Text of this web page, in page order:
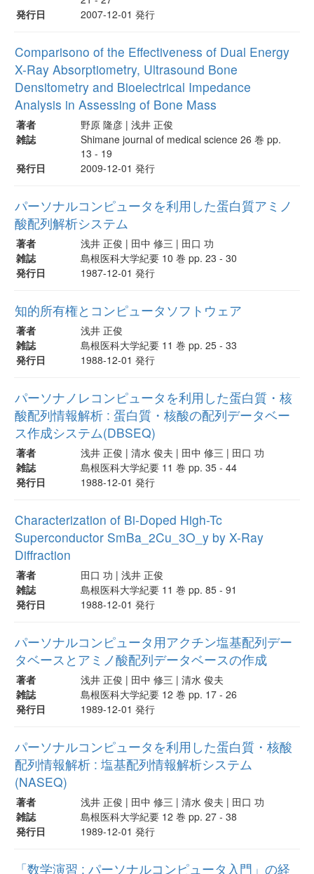
発行日
2007-12-01 発行
Comparisono of the Effectiveness of Dual Energy
X-Ray Absorptiometry, Ultrasound Bone
Densitometry and Bioelectrical Impedance
Analysis in Assessing of Bone Mass
著者
野原 隆彦 | 浅井 正俊
雑誌
Shimane journal of medical science 26 巻 pp.
13 - 19
発行日
2009-12-01 発行
パーソナルコンピュータを利用した蛋白質アミノ
酸配列解析システム
著者
浅井 正俊 | 田中 修三 | 田口 功
雑誌
島根医科大学紀要 10 巻 pp. 23 - 30
発行日
1987-12-01 発行
知的所有権とコンピュータソフトウェア
著者
浅井 正俊
雑誌
島根医科大学紀要 11 巻 pp. 25 - 33
発行日
1988-12-01 発行
パーソナノレコンピュータを利用した蛋白質・核
酸配列情報解析 : 蛋白質・核酸の配列データベー
ス作成システム(DBSEQ)
著者
浅井 正俊 | 清水 俊夫 | 田中 修三 | 田口 功
雑誌
島根医科大学紀要 11 巻 pp. 35 - 44
発行日
1988-12-01 発行
Characterization of Bi-Doped High-Tc
Superconductor SmBa_2Cu_3O_y by X-Ray
Diffraction
著者
田口 功 | 浅井 正俊
雑誌
島根医科大学紀要 11 巻 pp. 85 - 91
発行日
1988-12-01 発行
パーソナルコンピュータ用アクチン塩基配列デー
タベースとアミノ酸配列データベースの作成
著者
浅井 正俊 | 田中 修三 | 清水 俊夫
雑誌
島根医科大学紀要 12 巻 pp. 17 - 26
発行日
1989-12-01 発行
パーソナルコンピュータを利用した蛋白質・核酸
配列情報解析 : 塩基配列情報解析システム
(NASEQ)
著者
浅井 正俊 | 田中 修三 | 清水 俊夫 | 田口 功
雑誌
島根医科大学紀要 12 巻 pp. 27 - 38
発行日
1989-12-01 発行
「数学演習 : パーソナルコンピュータ入門」の経